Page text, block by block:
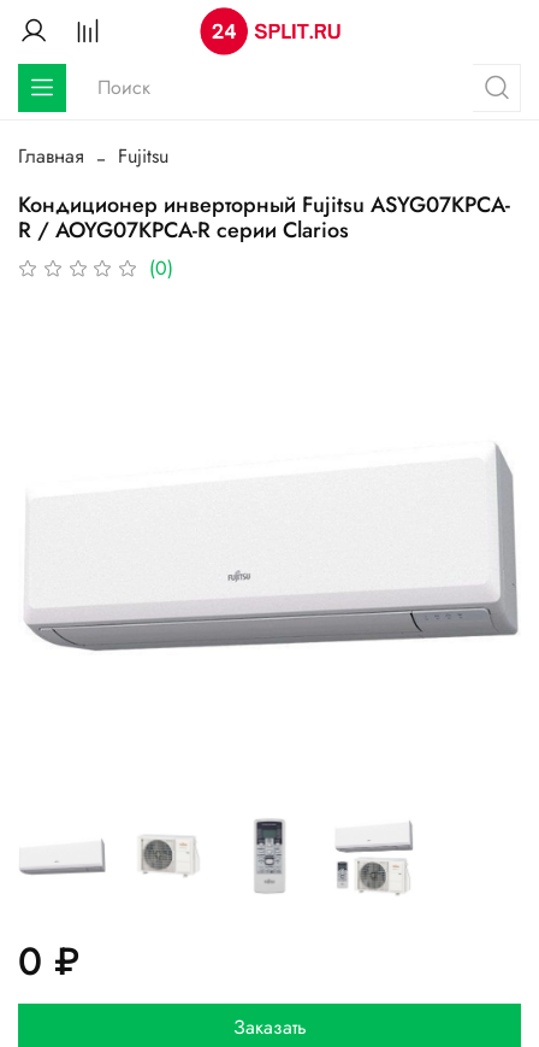
Главная Fujitsu
Кондиционер инверторный Fujitsu ASYG07KPCA-
R / AOYG07KPCA-R серии Clarios
(0)
0 ₽
Заказать